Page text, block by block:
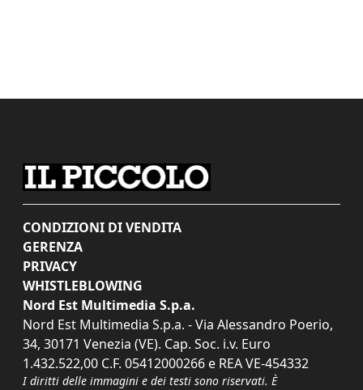
CONDIZIONI DI VENDITA
GERENZA
PRIVACY
WHISTLEBLOWING
Nord Est Multimedia S.p.a.
Nord Est Multimedia S.p.a. - Via Alessandro Poerio,
34, 30171 Venezia (VE). Cap. Soc. i.v. Euro
1.432.522,00 C.F. 05412000266 e REA VE-454332
I diritti delle immagini e dei testi sono riservati. È